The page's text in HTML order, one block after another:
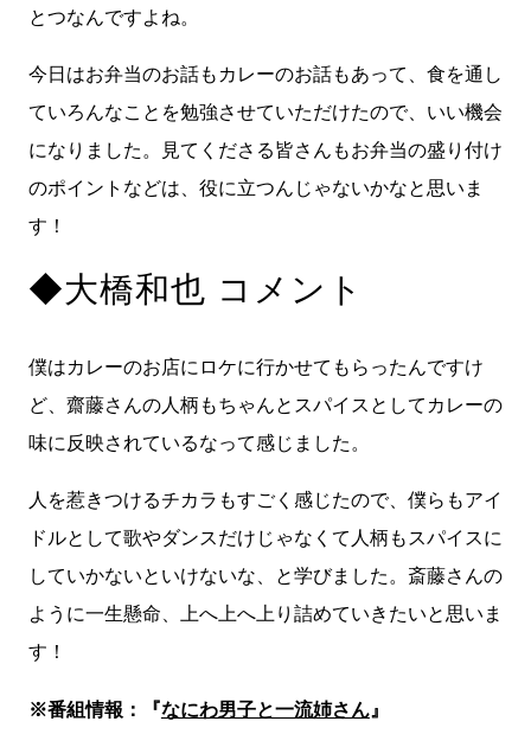
とつなんですよね。
今日はお弁当のお話もカレーのお話もあって、食を通し
ていろんなことを勉強させていただけたので、いい機会
になりました。見てくださる皆さんもお弁当の盛り付け
のポイントなどは、役に立つんじゃないかなと思いま
す！
◆大橋和也 コメント
僕はカレーのお店にロケに行かせてもらったんですけ
ど、齋藤さんの人柄もちゃんとスパイスとしてカレーの
味に反映されているなって感じました。
人を惹きつけるチカラもすごく感じたので、僕らもアイ
ドルとして歌やダンスだけじゃなくて人柄もスパイスに
していかないといけないな、と学びました。斎藤さんの
ように一生懸命、上へ上へ上り詰めていきたいと思いま
す！
※番組情報：『なにわ男子と一流姉さん』